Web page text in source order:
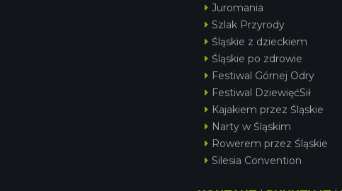
Juromania
Szlak Przyrody
Śląskie z dzieckiem
Śląskie po zdrowie
Festiwal Górnej Odry
Festiwal DziewięćSił
Kajakiem przez Śląskie
Narty w Śląskim
Rowerem przez Śląskie
Silesia Convention